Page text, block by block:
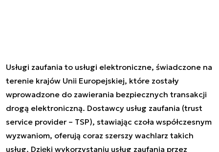
Usługi zaufania to usługi elektroniczne, świadczone na
terenie krajów Unii Europejskiej, które zostały
wprowadzone do zawierania bezpiecznych transakcji
drogą elektroniczną. Dostawcy usług zaufania (trust
service provider – TSP), stawiając czoła współczesnym
wyzwaniom, oferują coraz szerszy wachlarz takich
usług. Dzięki wykorzystaniu usług zaufania przez